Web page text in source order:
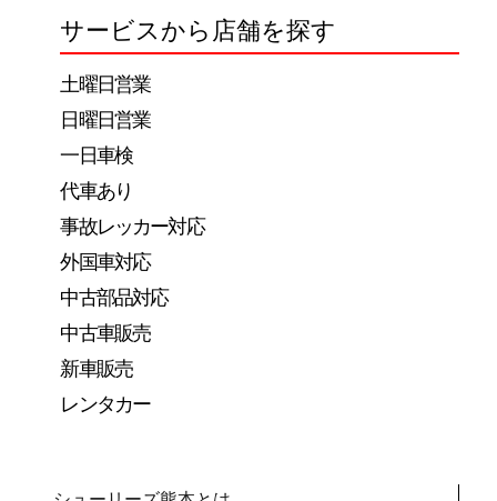
サービスから店舗を探す
土曜日営業
日曜日営業
一日車検
代車あり
事故レッカー対応
外国車対応
中古部品対応
中古車販売
新車販売
レンタカー